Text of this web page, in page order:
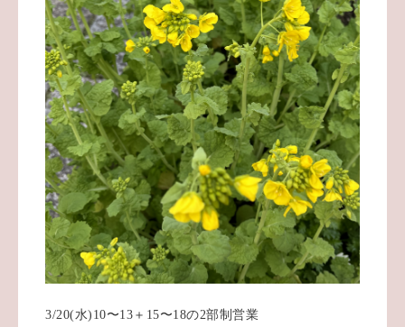
3/20(水)10〜13＋15〜18の2部制営業